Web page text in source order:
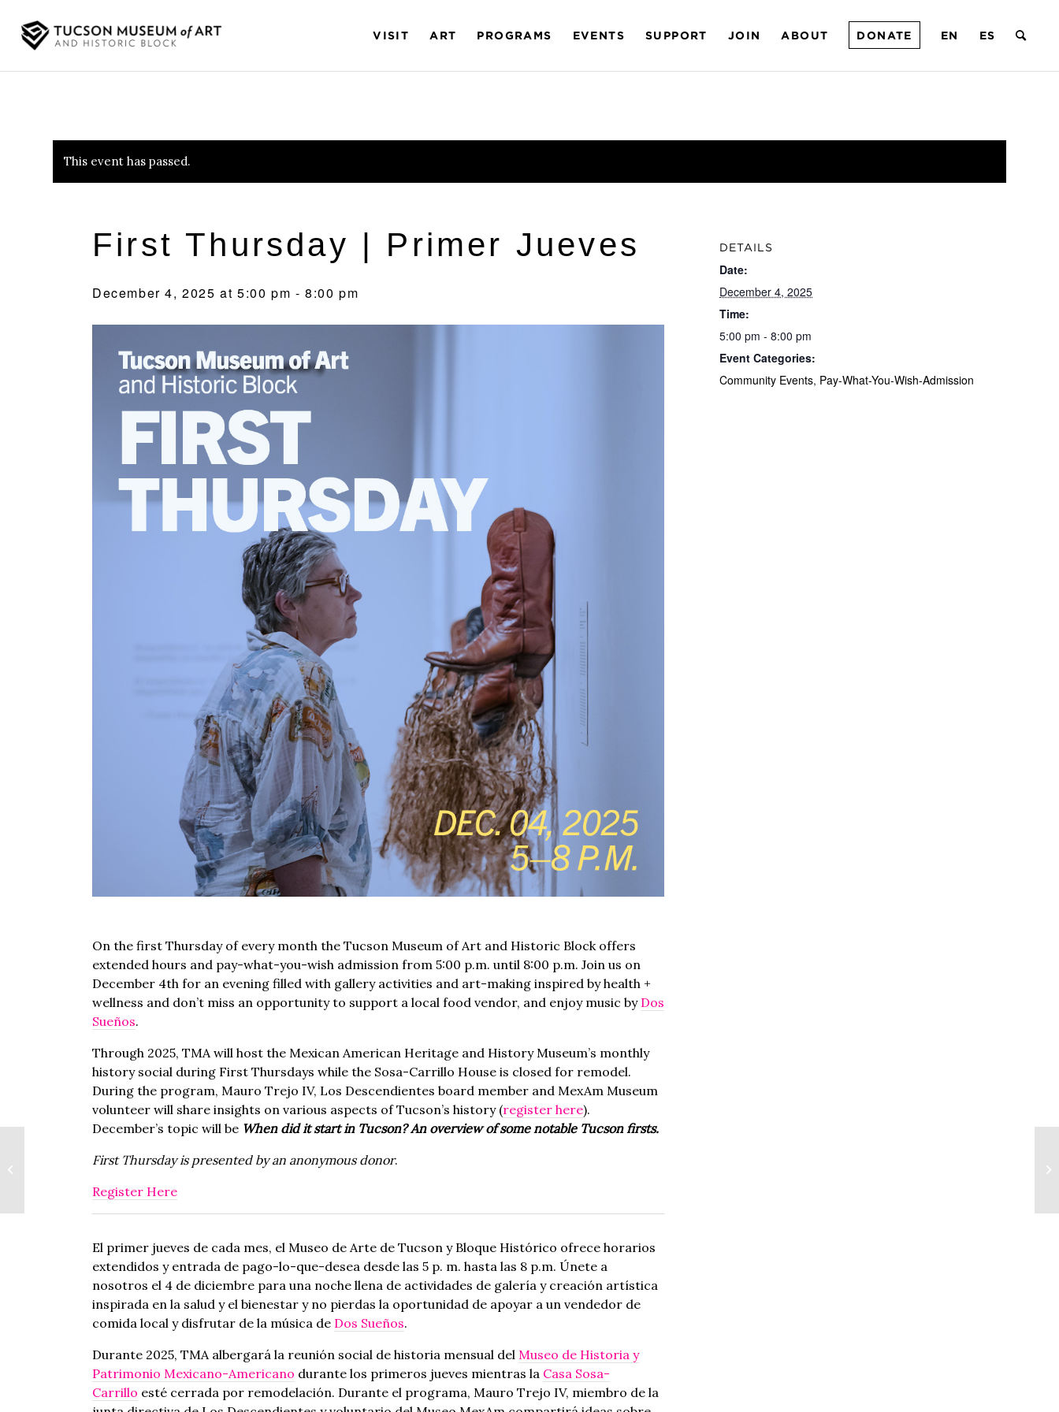
VISIT ART PROGRAMS EVENTS SUPPORT JOIN ABOUT DONATE EN ES
This event has passed.
First Thursday | Primer Jueves
December 4, 2025 at 5:00 pm -8:00 pm
On the first Thursday of every month the Tucson Museum of Art and Historic Block offers
extended hours and pay-what-you-wish admission from 5:00 p.m. until 8:00 p.m. Join us on
December 4th for an evening filled with gallery activities and art-making inspired by health +
wellness and don’t miss an opportunity to support a local food vendor, and enjoy music by Dos
Sueños.
Through 2025, TMA will host the Mexican American Heritage and History Museum’s monthly
history social during First Thursdays while the Sosa-Carrillo House is closed for remodel.
During the program, Mauro Trejo IV, Los Descendientes board member and MexAm Museum
volunteer will share insights on various aspects of Tucson’s history (register here).
December’s topic will be When did it start in Tucson?An overview of some notable Tucson firsts.
First Thursday is presented by an anonymous donor.
Register Here
El primer jueves de cada mes, el Museo de Arte de Tucson y Bloque Histórico ofrece horarios
extendidos y entrada de pago-lo-que-desea desde las 5 p. m. hasta las 8 p.m. Únete a
nosotros el 4 de diciembre para una noche llena de actividades de galería y creación artística
inspirada en la salud y el bienestar y no pierdas la oportunidad de apoyar a un vendedor de
comida local y disfrutar de la música de Dos Sueños.
Durante 2025, TMA albergará la reunión social de historia mensual del Museo de Historia y
Patrimonio Mexicano-Americano durante los primeros jueves mientras la Casa Sosa-
Carrillo esté cerrada por remodelación. Durante el programa, Mauro Trejo IV, miembro de la
DETAILS
Date:
December 4, 2025
Time:
5:00 pm - 8:00 pm
Event Categories:
Community Events, Pay-What-You-Wish-Admission
42nd Annual Fall Artisans Market